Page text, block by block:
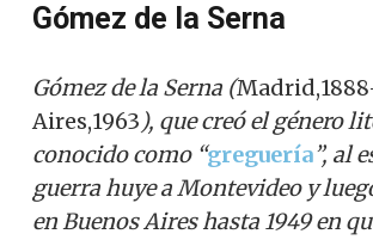
Gómez de la Serna
Gómez de la Serna (
Aires,1963), que creó el género
conocido como “greguería”, al
guerra huye a Montevideo y
en Buenos Aires hasta 1949 en